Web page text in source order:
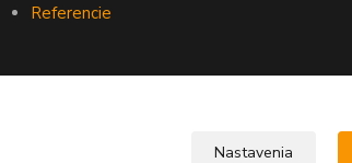
Referencie
Nastavenia